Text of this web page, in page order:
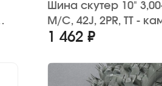
Шина скутер 10"
M/C, 42J, 2PR, ТТ -
шина, (без камеры)
1 462 ₽